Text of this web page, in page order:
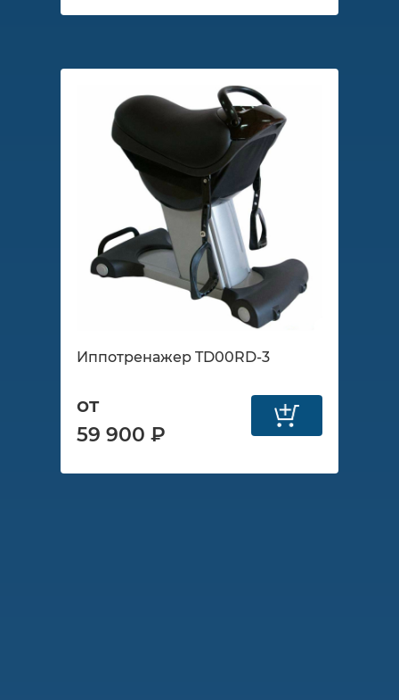
Иппотренажер TD00RD-3
от
59 900 ₽